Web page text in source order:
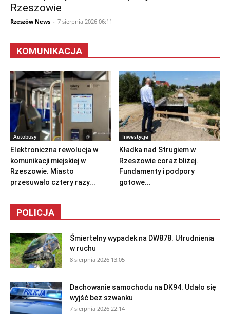
Rzeszowie
Rzeszów News - 7 sierpnia 2026 06:11
KOMUNIKACJA
Autobusy
Elektroniczna rewolucja w
komunikacji miejskiej w
Rzeszowie. Miasto
przesuwało cztery razy...
Inwestycje
Kładka nad Strugiem w
Rzeszowie coraz bliżej.
Fundamenty i podpory
gotowe...
POLICJA
Śmiertelny wypadek na DW878. Utrudnienia
w ruchu
8 sierpnia 2026 13:05
Dachowanie samochodu na DK94. Udało się
wyjść bez szwanku
7 sierpnia 2026 22:14